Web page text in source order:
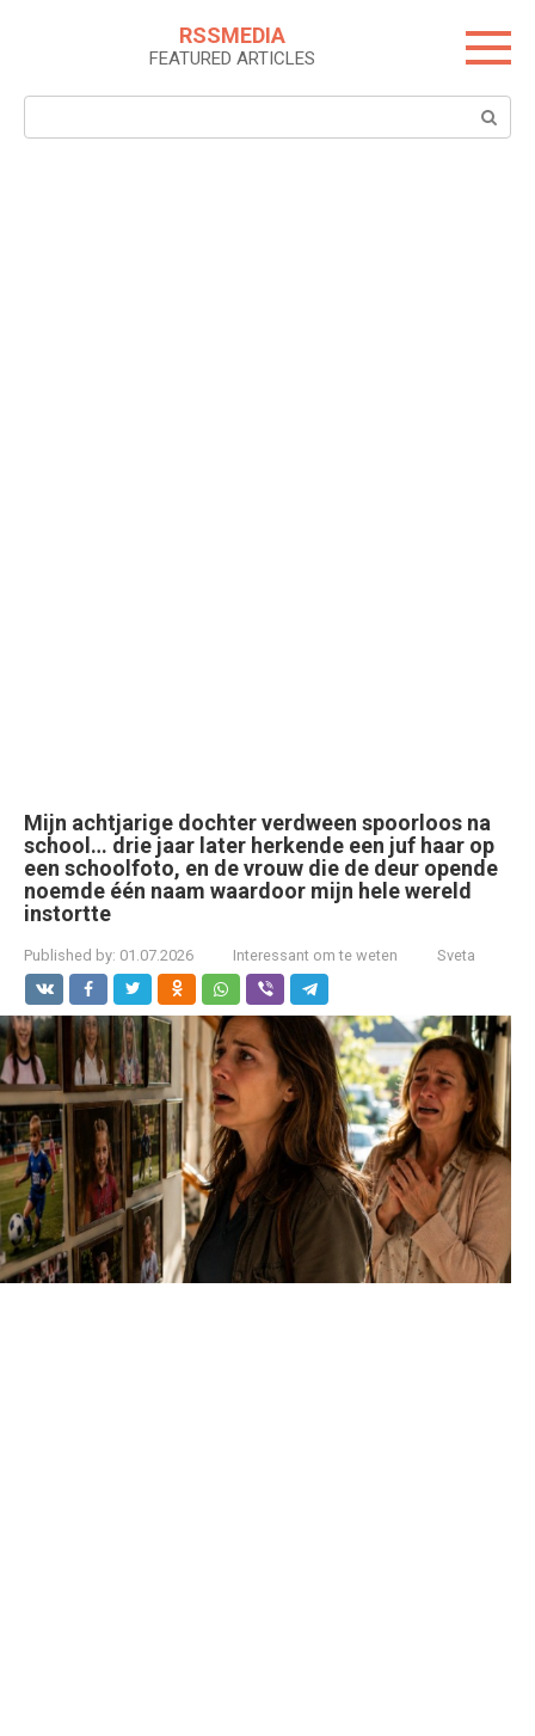
RSSMEDIA
FEATURED ARTICLES
Search:
Mijn achtjarige dochter verdween spoorloos na
school… drie jaar later herkende een juf haar op
een schoolfoto, en de vrouw die de deur opende
noemde één naam waardoor mijn hele wereld
instortte
Published by: 01.07.2026 Interessant om te weten Sveta